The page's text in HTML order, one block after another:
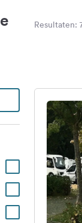
Resultaten: